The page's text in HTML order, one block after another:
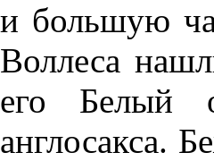
и большую
Воллеса
его Белый
англосакса.